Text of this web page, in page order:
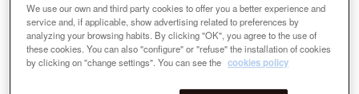
We use our own and third party cookies to offer you a better experience and
service and, if applicable, show advertising related to preferences by
analyzing your browsing habits. By clicking "OK", you agree to the use of
these cookies. You can also "configure" or "refuse" the installation of cookies
by clicking on "change settings". You can see the cookies policy